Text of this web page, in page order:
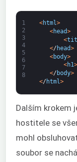
1
2
3
4
5
6
7
8
<html>
<head>
<
</ head>
<body>
<h1>
</ body>
</ html>
Dalším krokem
hostitele se
mohl
soubor se